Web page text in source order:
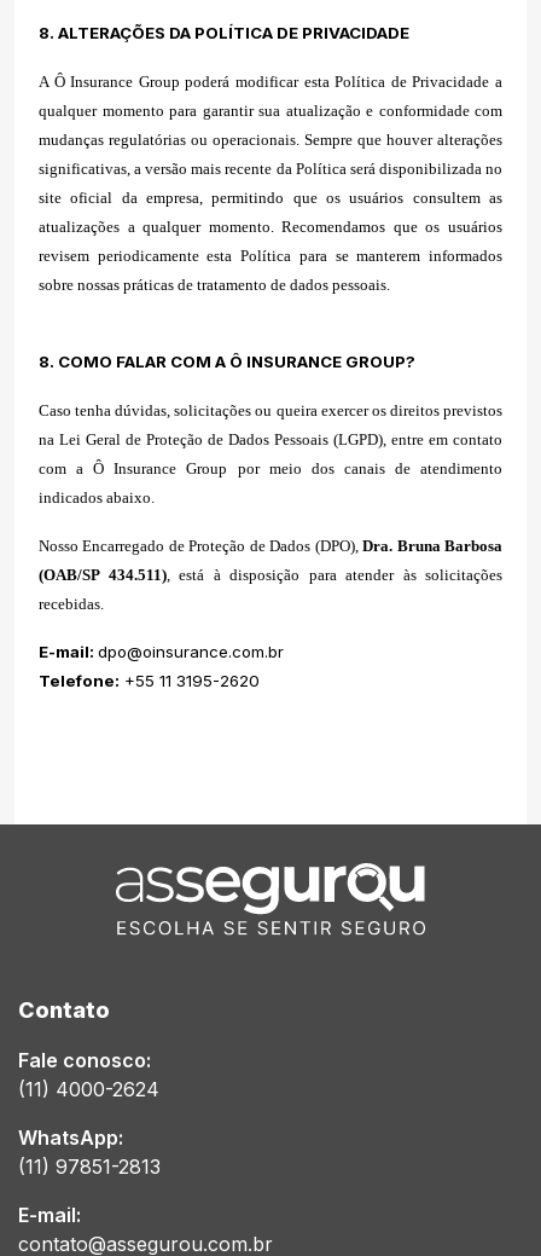
8. ALTERAÇÕES DA POLÍTICA DE PRIVACIDADE
A Ô Insurance Group poderá modificar esta Política de Privacidade a
qualquer momento para garantir sua atualização e conformidade com
mudanças regulatórias ou operacionais. Sempre que houver alterações
significativas, a versão mais recente da Política será disponibilizada no
site oficial da empresa, permitindo que os usuários consultem as
atualizações a qualquer momento. Recomendamos que os usuários
revisem periodicamente esta Política para se manterem informados
sobre nossas práticas de tratamento de dados pessoais.
8. COMO FALAR COM A Ô INSURANCE GROUP?
Caso tenha dúvidas, solicitações ou queira exercer os direitos previstos
na Lei Geral de Proteção de Dados Pessoais (LGPD), entre em contato
com a Ô Insurance Group por meio dos canais de atendimento
indicados abaixo.
Nosso Encarregado de Proteção de Dados (DPO),Dra. Bruna Barbosa
(OAB/SP 434.511), está à disposição para atender às solicitações
recebidas.
E-mail: dpo@oinsurance.com.br
Telefone: +55 11 3195-2620
Contato
Fale conosco:
(11) 4000-2624
WhatsApp:
(11) 97851-2813
E-mail:
contato@assegurou.com.br